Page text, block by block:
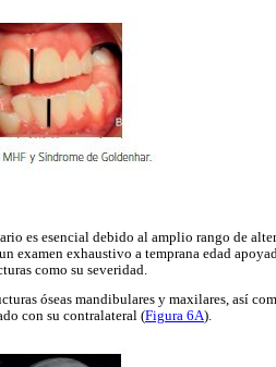
es esencial debido al amplio rango de
examen exhaustivo a temprana edad
como su severidad.
óseas mandibulares y maxilares, así
con su contralateral (Figura 6A).